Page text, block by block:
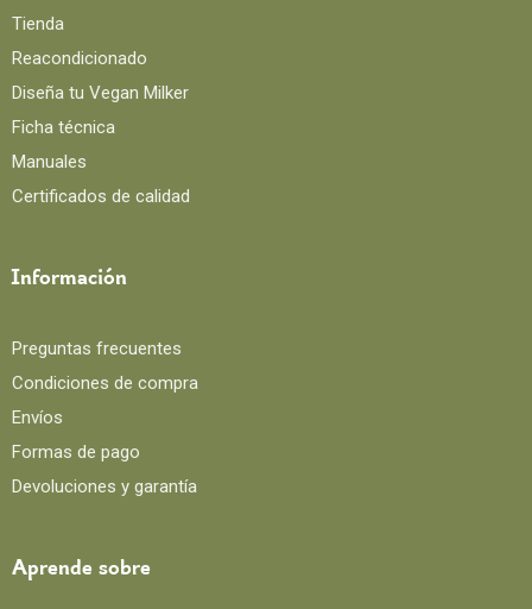
Tienda
Reacondicionado
Diseña tu Vegan Milker
Ficha técnica
Manuales
Certificados de calidad
Información
Preguntas frecuentes
Condiciones de compra
Envíos
Formas de pago
Devoluciones y garantía
Aprende sobre